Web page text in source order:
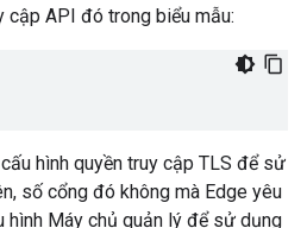
cập API đó trong biểu mẫu:
hình quyền truy cập TLS để sử
số cổng đó không mà Edge yêu
hình Máy chủ quản lý để sử dụng